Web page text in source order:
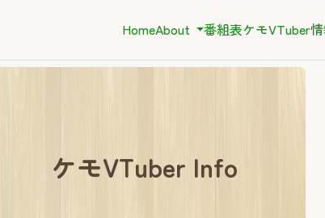
HomeAbout 番組表ケモVTuber
ケモVTuber Info